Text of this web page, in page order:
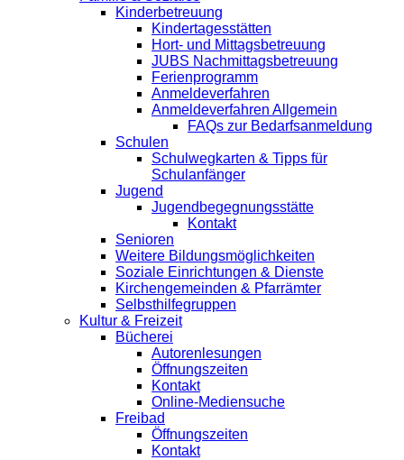
Kinderbetreuung
Kindertagesstätten
Hort- und Mittagsbetreuung
JUBS Nachmittagsbetreuung
Ferienprogramm
Anmeldeverfahren
Anmeldeverfahren Allgemein
FAQs zur Bedarfsanmeldung
Schulen
Schulwegkarten & Tipps für
Schulanfänger
Jugend
Jugendbegegnungsstätte
Kontakt
Senioren
Weitere Bildungsmöglichkeiten
Soziale Einrichtungen & Dienste
Kirchengemeinden & Pfarrämter
Selbsthilfegruppen
Kultur & Freizeit
Bücherei
Autorenlesungen
Öffnungszeiten
Kontakt
Online-Mediensuche
Freibad
Öffnungszeiten
Kontakt